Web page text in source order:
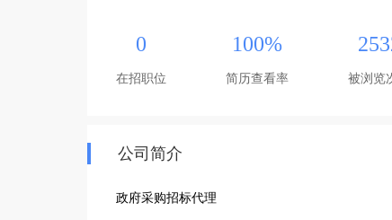
0
在招职位
100%
简历查看率 被浏览
公司简介
政府采购招标代理